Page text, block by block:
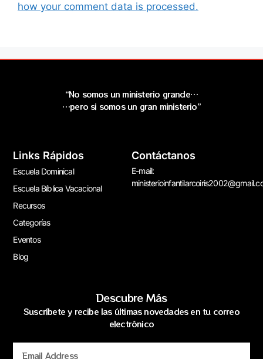
how your comment data is processed.
“No somos un ministerio grande…
…pero si somos un gran ministerio”
Links Rápidos
Escuela Dominical
Escuela Bíblica Vacacional
Recursos
Categorías
Eventos
Blog
Contáctanos
E-mail:
Descubre Más
Suscríbete y recibe las últimas novedades en tu correo
electrónico